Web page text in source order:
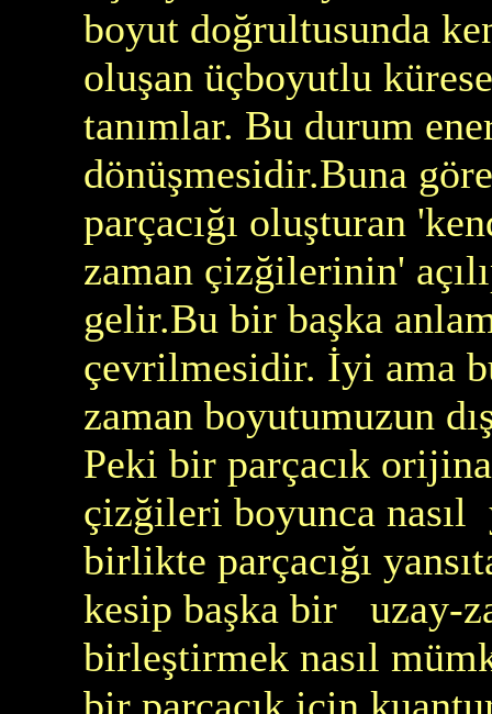
boyut doğrultusunda
oluşan üçboyutlu
tanımlar. Bu durum
dönüşmesidir.Buna
parçacığı oluşturan
zaman çizğilerinin'
gelir.Bu bir başka
çevrilmesidir. İyi ama
zaman boyutumuzun
Peki bir parçacık
çizğileri boyunca nasıl
birlikte parçacığı
kesip başka bir uzay-
birleştirmek nasıl